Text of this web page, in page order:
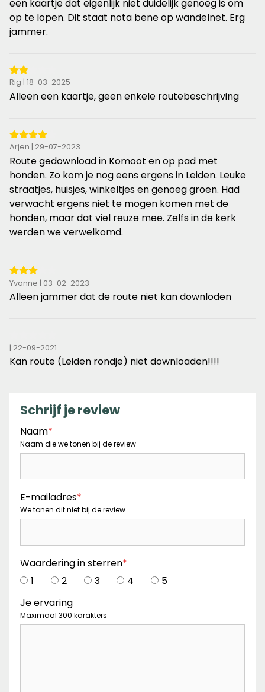
5
sterren
een kaartje dat eigenlijk niet duidelijk genoeg is om
op te lopen. Dit staat nota bene op wandelnet. Erg
jammer.
2
van
sterren
Rig | 18-03-2025
Alleen een kaartje, geen enkele routebeschrijving
4
van
de
5
sterren
Arjen | 29-07-2023
Route gedownload in Komoot en op pad met
honden. Zo kom je nog eens ergens in Leiden. Leuke
straatjes, huisjes, winkeltjes en genoeg groen. Had
verwacht ergens niet te mogen komen met de
honden, maar dat viel reuze mee. Zelfs in de kerk
werden we verwelkomd.
3
van
Yvonne | 03-02-2023
Alleen jammer dat de route niet kan downloden
0
van
sterren
| 22-09-2021
Kan route (Leiden rondje) niet downloaden!!!!
Schrijf je review
Naam*
Naam die we tonen bij de review
E-mailadres*
We tonen dit niet bij de review
Waardering in sterren*
1
2 3 4
5
Je ervaring
Maximaal 300 karakters